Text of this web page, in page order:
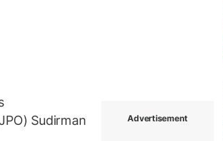
Sudirman
Advertisement